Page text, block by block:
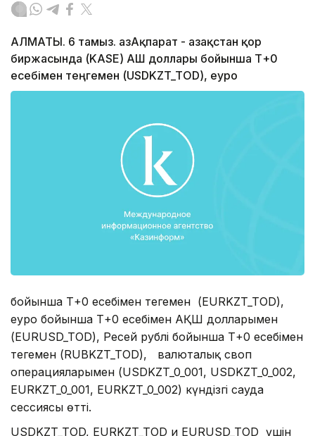
АЛМАТЫ. 6 тамыз. ҚазАқпарат - Қазақстан қор
биржасында (KASE) АҚШ доллары бойынша Т+0
есебімен теңгемен (USDKZT_TOD), еуро
бойынша Т+0 есебімен теңгемен (EURKZT_TOD),
еуро бойынша Т+0 есебімен АҚШ долларымен
(EURUSD_TOD), Ресей рублі бойынша Т+0 есебімен
теңгемен (RUBKZT_TOD), валюталық своп
операцияларымен (USDKZT_0_001, USDKZT_0_002,
EURKZT_0_001, EURKZT_0_002) күндізгі сауда
сессиясы өтті.
USDKZT_TOD, EURKZT_TOD и EURUSD_TOD үшін